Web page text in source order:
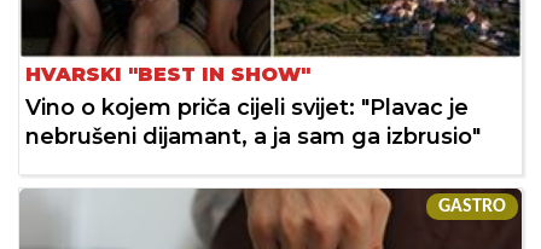
HVARSKI "BEST IN SHOW"
Vino o kojem priča cijeli svijet: "Plavac je
nebrušeni dijamant, a ja sam ga izbrusio"
GASTRO